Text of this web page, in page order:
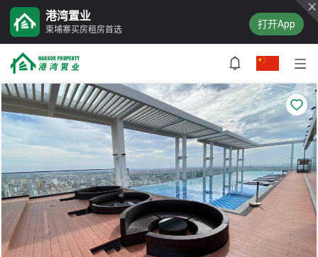
港湾置业
柬埔寨买房租房首选 打开App